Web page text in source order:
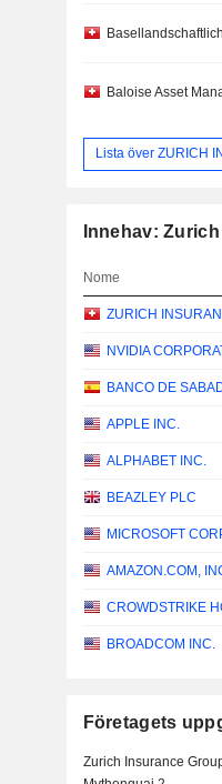
Baloise Asset
Lista över ZURICH
Innehav:
Nome
ZURICH
NVIDIA
BANCO DE
APPLE INC.
ALPHABET INC.
BEAZLEY PLC
MICROSOFT
AMAZON.COM,
CROWDSTRIKE
BROADCOM INC.
Företagets
Zurich Insurance